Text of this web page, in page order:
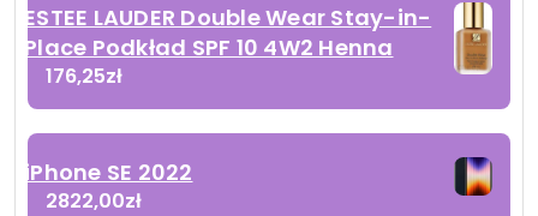
ESTEE LAUDER Double Wear Stay-in-
Place Podkład SPF 10 4W2 Henna
176,25zł
iPhone SE 2022
2822,00zł